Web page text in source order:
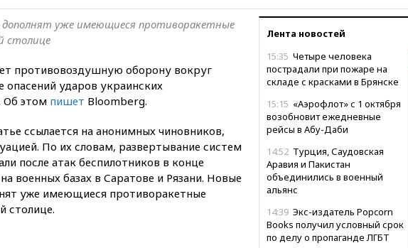
Лента новостей
15:35 Четыре человека
пострадали при пожаре на
складе с красками в Брянске
15:15 «Аэрофлот» с 1 октября
возобновит ежедневные
рейсы в Абу-Даби
14:52 Турция, Саудовская
Аравия и Пакистан
объединились в военный
альянс
14:39 Экс-издатель Popcorn
Books получил условный срок
по делу о пропаганде ЛГБТ
уже имеющиеся противоракетные
столице
противовоздушную оборону вокруг
ударов украинских
Об этом пишет Bloomberg.
ссылается на анонимных чиновников,
По их словам, развертывание систем
после атак беспилотников в конце
военных базах в Саратове и Рязани. Новые
уже имеющиеся противоракетные
столице.